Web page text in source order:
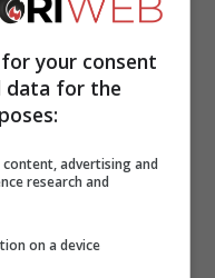
2021,
del
your consent
data for the
advertising and
research and
on a device